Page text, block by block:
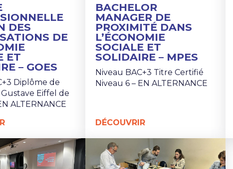
DES
DE
ET
– GOES
Diplôme de
Gustave Eiffel de
ALTERNANCE
BACHELOR
MANAGER DE
PROXIMITÉ DANS
L’ÉCONOMIE
SOCIALE ET
SOLIDAIRE – MPES
Niveau BAC+3 Titre Certifié
Niveau 6 – EN ALTERNANCE
DÉCOUVRIR